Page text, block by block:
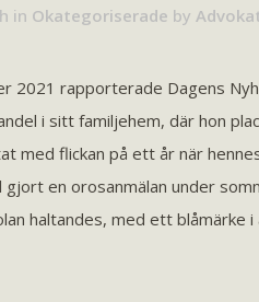
in Okategoriserade by
2021 rapporterade Dagens
i sitt familjehem, där hon
med flickan på ett år när
en orosanmälan under
haltandes, med ett blåmärke